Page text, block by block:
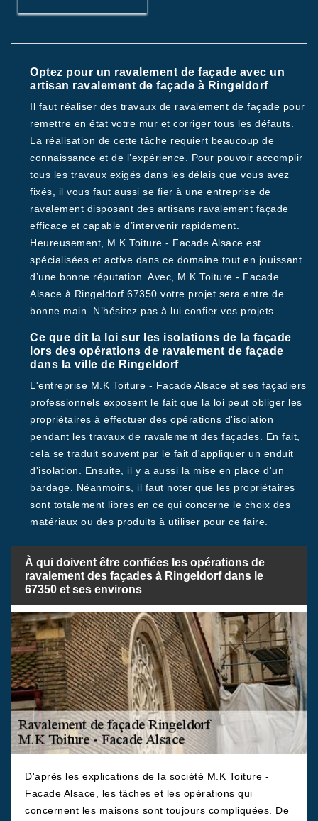
Optez pour un ravalement de façade avec un
artisan ravalement de façade à Ringeldorf
Il faut réaliser des travaux de ravalement de façade pour
remettre en état votre mur et corriger tous les défauts.
La réalisation de cette tâche requiert beaucoup de
connaissance et de l’expérience. Pour pouvoir accomplir
tous les travaux exigés dans les délais que vous avez
fixés, il vous faut aussi se fier à une entreprise de
ravalement disposant des artisans ravalement façade
efficace et capable d’intervenir rapidement.
Heureusement, M.K Toiture - Facade Alsace est
spécialisées et active dans ce domaine tout en jouissant
d’une bonne réputation. Avec, M.K Toiture - Facade
Alsace à Ringeldorf 67350 votre projet sera entre de
bonne main. N’hésitez pas à lui confier vos projets.
Ce que dit la loi sur les isolations de la façade
lors des opérations de ravalement de façade
dans la ville de Ringeldorf
L'entreprise M.K Toiture - Facade Alsace et ses façadiers
professionnels exposent le fait que la loi peut obliger les
propriétaires à effectuer des opérations d'isolation
pendant les travaux de ravalement des façades. En fait,
cela se traduit souvent par le fait d'appliquer un enduit
d'isolation. Ensuite, il y a aussi la mise en place d'un
bardage. Néanmoins, il faut noter que les propriétaires
sont totalement libres en ce qui concerne le choix des
matériaux ou des produits à utiliser pour ce faire.
À qui doivent être confiées les opérations de
ravalement des façades à Ringeldorf dans le
67350 et ses environs
D'après les explications de la société M.K Toiture -
Facade Alsace, les tâches et les opérations qui
concernent les maisons sont toujours compliquées. De